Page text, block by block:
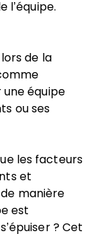
l’équipe.
de la
une équipe
ou ses
les facteurs
et
manière
est
? Cet